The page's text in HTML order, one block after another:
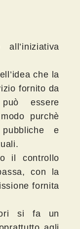
che la
fornito da
essere
purchè
e
il controllo
con la
fornita
si fa un